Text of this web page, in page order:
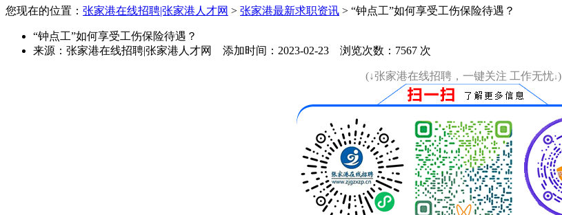
您现在的位置： 张家港在线招聘|张家港人才网 > 张家港最新求职资讯 > “钟点工”如何享受工伤保险待遇？
“钟点工”如何享受工伤保险待遇？
来源： 张家港在线招聘|张家港人才网 添加时间： 2023-02-23 浏览次数： 7567 次
(↓张家港在线招聘，一键关注 工作无忧↓)